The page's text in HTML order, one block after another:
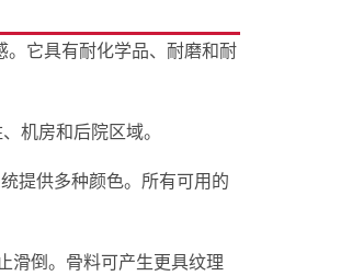
它具有耐化学品、耐磨和耐
机房和后院区域。
提供多种颜色。所有可用的
滑倒。骨料可产生更具纹理